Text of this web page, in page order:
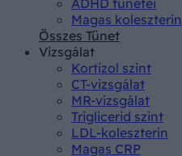
Magas koleszterin
Összes Tünet
Vizsgálat
Kortizol szint
CT-vizsgálat
MR-vizsgálat
Triglicerid szint
LDL-koleszterin
Magas CRP